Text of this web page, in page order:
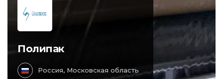
Полипак
Россия, Московская область